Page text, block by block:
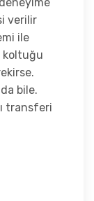
verilir
ile
koltuğu
bile.
transferi